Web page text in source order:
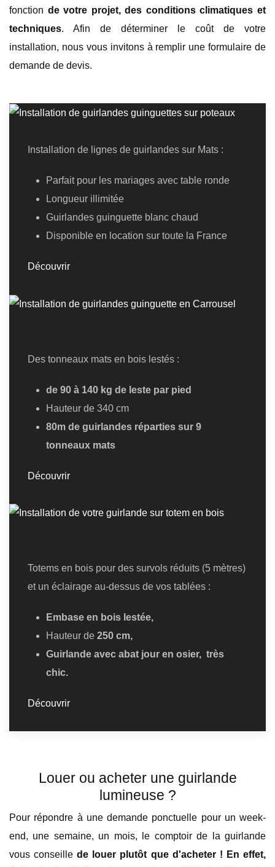
fonction de votre projet, des conditions climatiques et
techniques. Afin de déterminer le coût de votre
installation, nous vous invitons à remplir une formulaire de
demande de devis.
Installation de lignes de guirlandes sur Mats :
Parfait pour les mariages avec table ronde
Longueur illimitée
Guirlandes guinguette blanc chaud
Disponible en location sur toute la France
Découvrir
Des tonneaux mats en bois lestés :
de 90 à 140 kg de leste par pied
Hauteur de 340 cm
80m de guirlandes réparties sur 9
tonneaux mats
Découvrir
Totems en bois pour des survols réduits (5 mètres)
et un éclairage au-dessus de vos tablées :
Embase en bois lestée,
Hauteur de 250 cm,
Guirlande avec abat jour en osier, très
chic.
Découvrir
Louer ou acheter une guirlande
lumineuse ?
Pour répondre à une demande ponctuelle pour un week-
end, une semaine, un mois, le comptoir de la guirlande
vous conseille de louer plutôt que d'acheter ! En effet,